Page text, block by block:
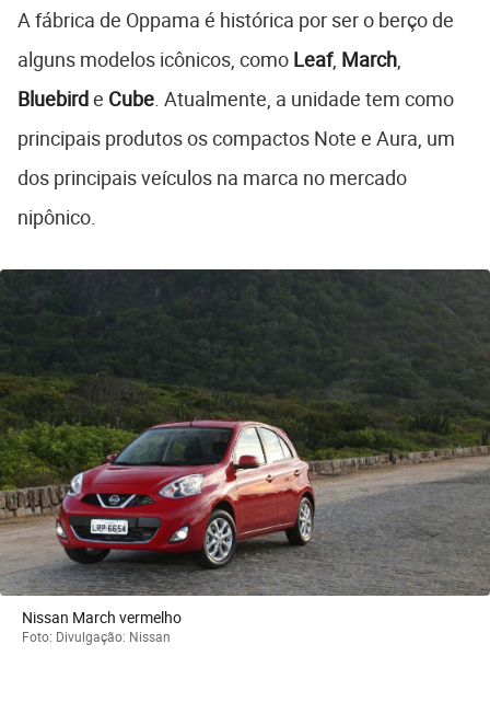
A fábrica de Oppama é histórica por ser o berço de
alguns modelos icônicos, como Leaf, March
Bluebirde Cube . Atualmente, a unidade tem como
principais produtos os compactos Note e Aura, um
dos principais veículos na marca no mercado
nipônico.
Nissan March vermelho
Foto: Divulgação: Nissan